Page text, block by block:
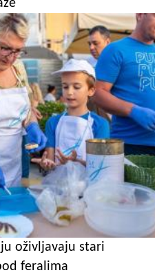
oživljavaju stari
feralima